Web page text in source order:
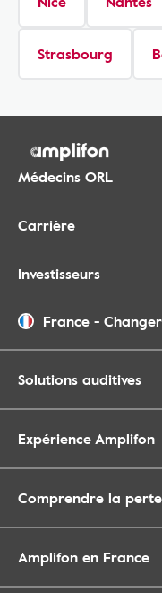
Strasbourg
Médecins ORL
Carrière
Investisseurs
France -
Solutions auditives
Expérience Amplifon
Comprendre la
Amplifon en France